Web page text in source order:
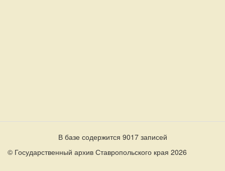
В базе содержится 9017 записей
© Государственный архив Ставропольского края 2026